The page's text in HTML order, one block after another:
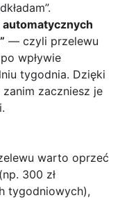
automatycznych
— czyli przelewu
wpływie
tygodnia. Dzięki
zanim zaczniesz je
warto oprzeć
(np. 300 zł
tygodniowych),